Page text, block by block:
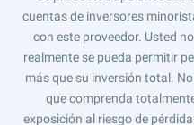
cuentas de inversores
con este proveedor. Usted
realmente se pueda permitir
más que su inversión total.
que comprenda
exposición al riesgo de